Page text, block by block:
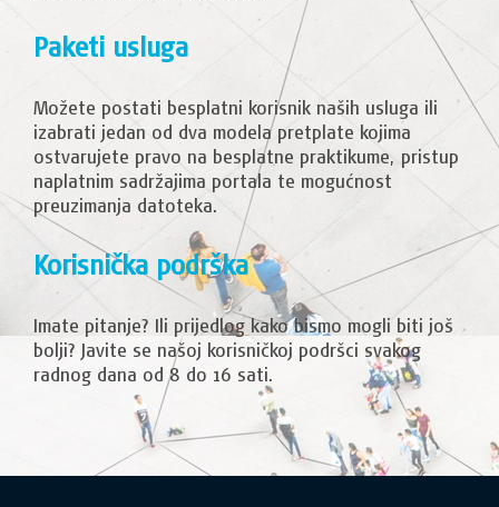
Paketi usluga
Možete postati besplatni korisnik naših usluga ili
izabrati jedan od dva modela pretplate kojima
ostvarujete pravo na besplatne praktikume, pristup
naplatnim sadržajima portala te mogućnost
preuzimanja datoteka.
Korisnička podrška
Imate pitanje? Ili prijedlog kako bismo mogli biti još
bolji? Javite se našoj korisničkoj podršci svakog
radnog dana od 8 do 16 sati.